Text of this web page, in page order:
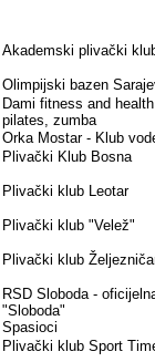
Akademski plivački
Olimpijski bazen
Dami fitness and
pilates, zumba
Orka Mostar - Klub
Plivački Klub Bosna
Plivački klub Leotar
Plivački klub "Velež"
Plivački klub
RSD Sloboda -
"Sloboda"
Spasioci
Plivački klub Sport